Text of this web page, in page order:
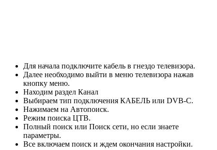
Для начала подключите кабель в гнездо телевизора.
Далее необходимо выйти в меню телевизора нажав
кнопку меню.
Находим раздел Канал
Выбираем тип подключения КАБЕЛЬ или DVB-C.
Нажимаем на Автопоиск.
Режим поиска ЦТВ.
Полный поиск или Поиск сети, но если знаете
параметры.
Все включаем поиск и ждем окончания настройки.